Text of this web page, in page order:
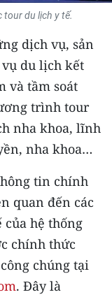
tour du lịch y tế.
dịch vụ, sản
du lịch kết
và tầm soát
trình tour
nha khoa, lĩnh
nha khoa…
tin chính
quan đến các
hệ thống
chính thức
chúng tại
. Đây là